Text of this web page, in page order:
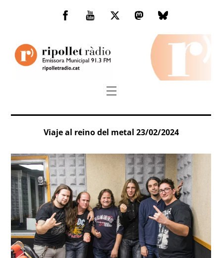
Facebook
You
TwitterMastodonBluesky
Menu
Viaje al reino del metal 23/02/2024